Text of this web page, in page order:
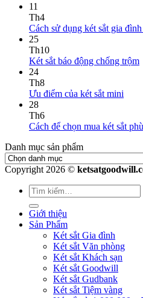
11
Th4
Cách sử dụng két sắt gia
25
Th10
Két sắt báo động chống trộm
24
Th8
Ưu điểm của két sắt mini
28
Th6
Cách để chọn mua két sắt
Danh mục sản phẩm
Copyright 2026 ©
Giới thiệu
Sản Phẩm
Két sắt Gia đình
Két sắt Văn phòng
Két sắt Khách sạn
Két sắt Goodwill
Két sắt Gudbank
Két sắt Tiệm vàng